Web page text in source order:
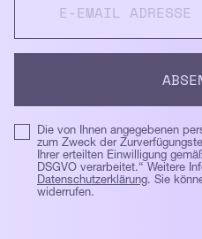
Die von Ihnen angegebenen
zum Zweck der
Ihrer erteilten Einwilligung
DSGVO verarbeitet.“ Weitere
Datenschutzerklärung. Sie
widerrufen.